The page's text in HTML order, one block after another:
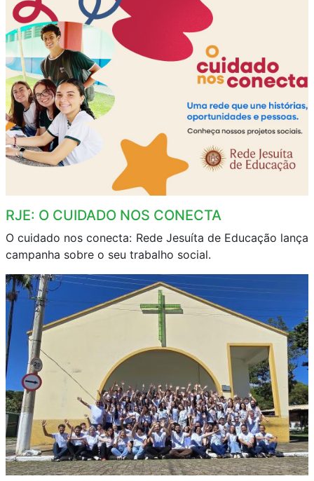
RJE: O CUIDADO NOS CONECTA
O cuidado nos conecta: Rede Jesuíta de Educação lança
campanha sobre o seu trabalho social.